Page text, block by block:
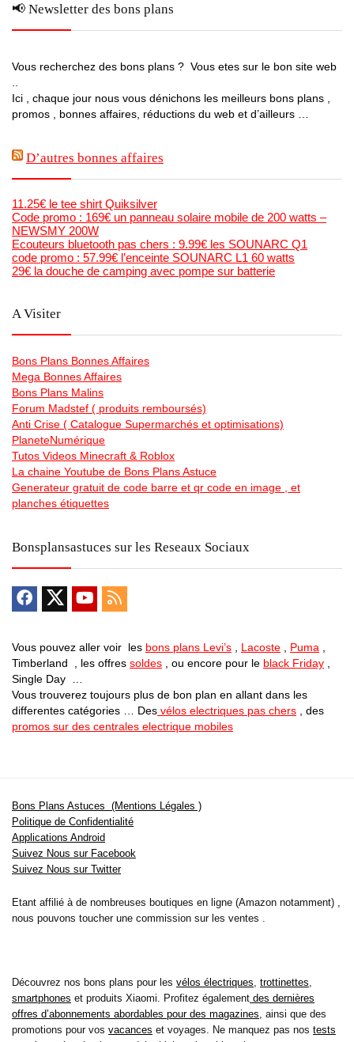
📢 Newsletter des bons plans
Vous recherchez des bons plans ? Vous etes sur le bon site web
Ici , chaque jour nous vous dénichons les meilleurs bons plans ,
promos , bonnes affaires, réductions du web et d’ailleurs …
D’autres bonnes affaires
11.25€ le tee shirt Quiksilver
Code promo : 169€ un panneau solaire mobile de 200 watts –
NEWSMY 200W
Ecouteurs bluetooth pas chers : 9.99€ les SOUNARC Q1
code promo : 57.99€ l’enceinte SOUNARC L1 60 watts
29€ la douche de camping avec pompe sur batterie
A Visiter
Bons Plans Bonnes Affaires
Mega Bonnes Affaires
Bons Plans Malins
Forum Madstef ( produits remboursés)
Anti Crise ( Catalogue Supermarchés et optimisations)
PlaneteNumérique
Tutos Videos Minecraft & Roblox
La chaine Youtube de Bons Plans Astuce
Generateur gratuit de code barre et qr code en image , et
planches étiquettes
Bonsplansastuces sur les Reseaux Sociaux
Vous pouvez aller voir les bons plans Levi’s Lacoste Puma
Timberland , les offres soldes , ou encore pour le black Friday
Single Day …
Vous trouverez toujours plus de bon plan en allant dans les
differentes catégories … Des vélos electriques pas chers , des
promos sur des centrales electrique mobiles
Bons Plans Astuces (Mentions Légales )
Politique de Confidentialité
Applications Android
Suivez Nous sur Facebook
Suivez Nous sur Twitter
Etant affilié à de nombreuses boutiques en ligne (Amazon notamment) ,
nous pouvons toucher une commission sur les ventes .
Découvrez nos bons plans pour les vélos électriques trottinettes
smartphones et produits Xiaomi. Profitez également des dernières
offres d’abonnements abordables pour des magazines , ainsi que des
promotions pour vos vacances et voyages. Ne manquez pas nos tests